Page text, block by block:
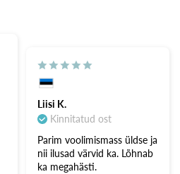
Liisi K.
Kinnitatud ost
Parim voolimismass üldse ja
nii ilusad värvid ka. Lõhnab
ka megahästi.